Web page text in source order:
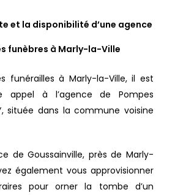
et la disponibilité d’une agence
funèbres à Marly-la-Ville
funérailles à Marly-la-Ville, il est
appel à l’agence de Pompes
située dans la commune voisine
de Goussainville, près de Marly-
également vous approvisionner
pour orner la tombe d’un